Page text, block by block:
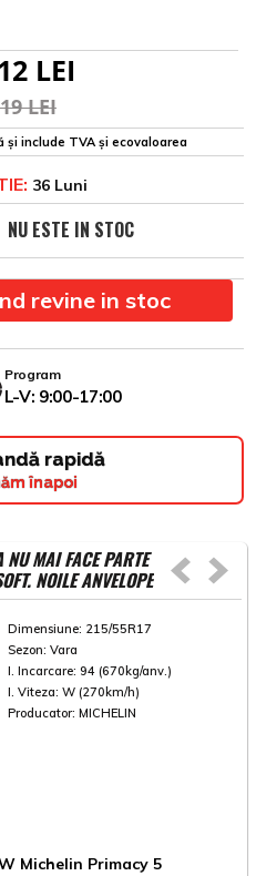
LEI
LEI
și include TVA și ecovaloarea
36 Luni
NU ESTE IN STOC
revine in stoc
Program
L-V: 9:00-17:00
rapidă
înapoi
NU MAI FACE PARTE
NOILE ANVELOPE
Dimensiune: 215/55R17
Sezon: Vara
I. Incarcare: 94 (670kg/anv.)
I. Viteza: W (270km/h)
Producator: MICHELIN
Michelin Primacy 5